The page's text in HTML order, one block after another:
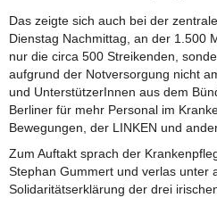
Das zeigte sich auch bei der
Dienstag Nachmittag, an der 1.500
nur die circa 500 Streikenden,
aufgrund der Notversorgung nicht
und UnterstützerInnen aus dem
Berliner für mehr Personal im
Bewegungen, der LINKEN und
Zum Auftakt sprach der
Stephan Gummert und verlas unter
Solidaritätserklärung der drei